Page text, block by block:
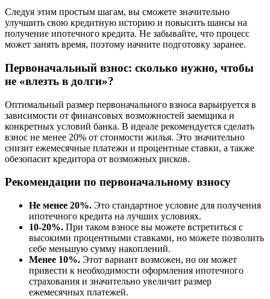
Следуя этим простым шагам, вы сможете значительно
улучшить свою кредитную историю и повысить шансы на
получение ипотечного кредита. Не забывайте, что процесс
может занять время, поэтому начните подготовку заранее.
Первоначальный взнос: сколько нужно, чтобы
не «влезть в долги»?
Оптимальный размер первоначального взноса варьируется в
зависимости от финансовых возможностей заемщика и
конкретных условий банка. В идеале рекомендуется сделать
взнос не менее 20% от стоимости жилья. Это значительно
снизит ежемесячные платежи и процентные ставки, а также
обезопасит кредитора от возможных рисков.
Рекомендации по первоначальному взносу
Не менее 20%. Это стандартное условие для получения
ипотечного кредита на лучших условиях.
10-20%. При таком взносе вы можете встретиться с
высокими процентными ставками, но можете позволить
себе меньшую сумму накоплений.
Менее 10%. Этот вариант возможен, но он может
привести к необходимости оформления ипотечного
страхования и значительно увеличит размер
ежемесячных платежей.